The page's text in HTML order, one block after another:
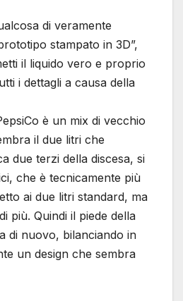
di veramente
stampato in 3D”,
il ​​liquido vero e proprio
i dettagli a causa della
è un mix di vecchio
il due litri che
due terzi della discesa, si
che è tecnicamente più
ai due litri standard, ma
più. Quindi il piede della
di nuovo, bilanciando in
un design che sembra